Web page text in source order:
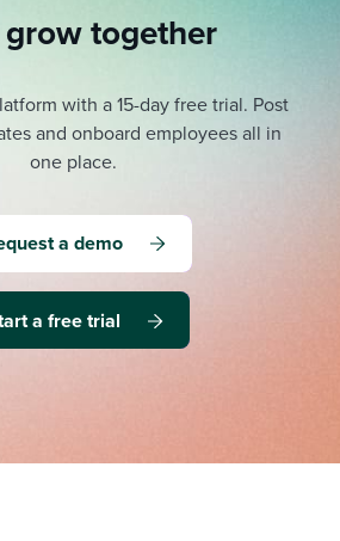
grow together
with a 15-day free trial. Post
and onboard employees all in
one place.
a demo
a free trial